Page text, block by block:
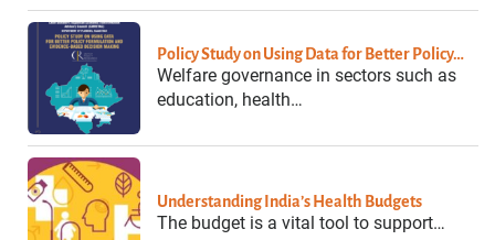
Policy Study on Using Data for Better Policy…
Welfare governance in sectors such as
education, health…
Understanding India’s Health Budgets
The budget is a vital tool to support…